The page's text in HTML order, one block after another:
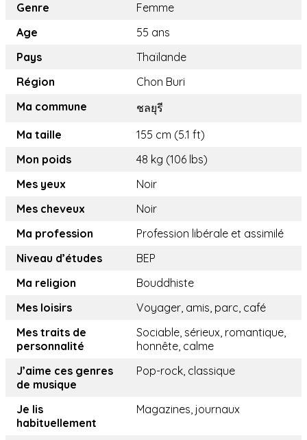
Genre
Femme
Age
55 ans
Pays
Thaïlande
Région
Chon Buri
Ma commune
ชลยุรี
Ma taille
155 cm (5.1 ft)
Mon poids
48 kg (106 lbs)
Mes yeux
Noir
Mes cheveux
Noir
Ma profession
Profession libérale et assimilé
Niveau d’études
BEP
Ma religion
Bouddhiste
Mes loisirs
Voyager, amis, parc, café
Mes traits de
personnalité
Sociable, sérieux, romantique,
honnête, calme
J’aime ces genres
de musique
Pop-rock, classique
Je lis
habituellement
Magazines, journaux